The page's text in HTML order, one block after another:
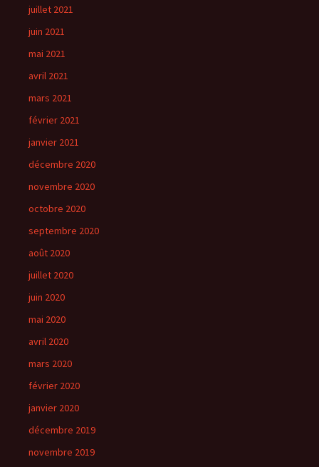
juillet 2021
juin 2021
mai 2021
avril 2021
mars 2021
février 2021
janvier 2021
décembre 2020
novembre 2020
octobre 2020
septembre 2020
août 2020
juillet 2020
juin 2020
mai 2020
avril 2020
mars 2020
février 2020
janvier 2020
décembre 2019
novembre 2019